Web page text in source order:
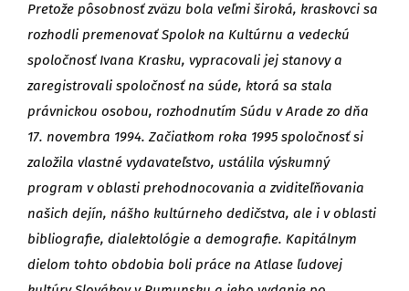
Pretože pôsobnosť zväzu bola veľmi široká, kraskovci sa
rozhodli premenovať Spolok na Kultúrnu a vedeckú
spoločnosť Ivana Krasku, vypracovali jej stanovy a
zaregistrovali spoločnosť na súde, ktorá sa stala
právnickou osobou, rozhodnutím Súdu v Arade zo dňa
17. novembra 1994. Začiatkom roka 1995 spoločnosť si
založila vlastné vydavateľstvo, ustálila výskumný
program v oblasti prehodnocovania a zviditeľňovania
našich dejín, nášho kultúrneho dedičstva, ale i v oblasti
bibliografie, dialektológie a demografie. Kapitálnym
dielom tohto obdobia boli práce na Atlase ľudovej